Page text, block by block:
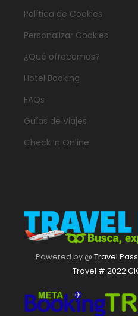
Política de Cookies
Personalizar Cookies
¿Qué ofrecemos?
Hotel Booking
FAQs
Guías de Viajes
Check In Online
Powered by @ Travel
Travel # 2022